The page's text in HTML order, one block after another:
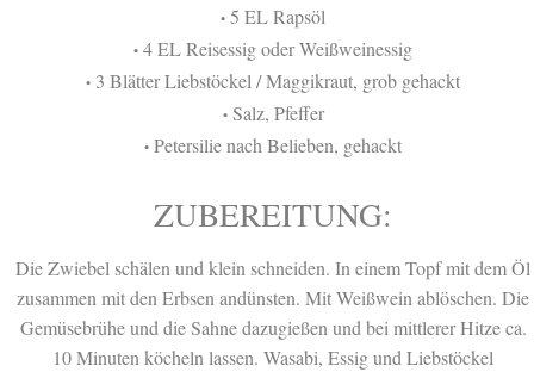
• 5 EL Rapsöl
• 4 EL Reisessig oder Weißweinessig
• 3 Blätter Liebstöckel / Maggikraut, grob gehackt
•Salz, Pfeffer
• Petersilie nach Belieben, gehackt
ZUBEREITUNG:
Die Zwiebel schälen und klein schneiden. In einem Topf mit dem Öl
zusammen mit den Erbsen andünsten. Mit Weißwein ablöschen. Die
Gemüsebrühe und die Sahne dazugießen und bei mittlerer Hitze ca.
10 Minuten köcheln lassen. Wasabi, Essig und Liebstöckel